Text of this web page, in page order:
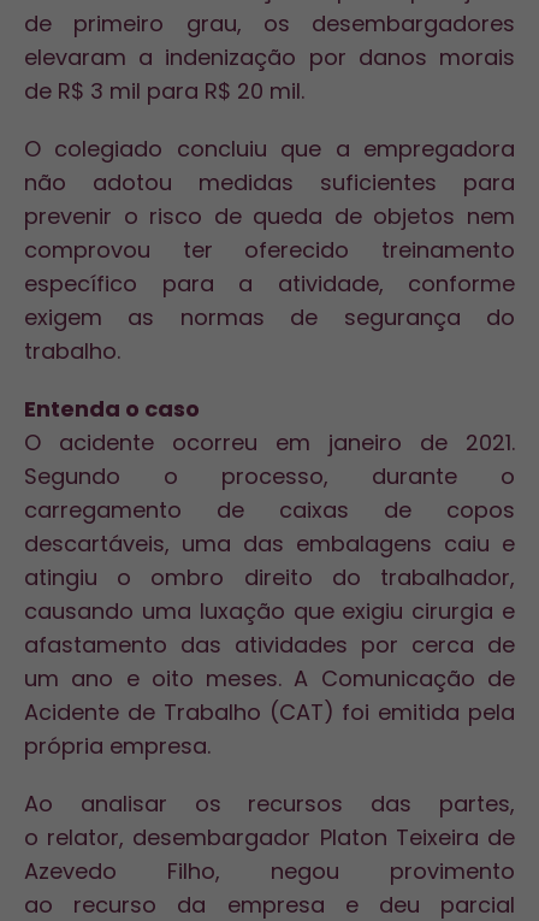
de primeiro grau, os desembargadores
elevaram a indenização por danos morais
de R$ 3 mil para R$ 20 mil.
O colegiado concluiu que a empregadora
não adotou medidas suficientes para
prevenir o risco de queda de objetos nem
comprovou ter oferecido treinamento
específico para a atividade, conforme
exigem as normas de segurança do
trabalho.
Entenda o caso
O acidente ocorreu em janeiro de 2021.
Segundo o processo, durante o
carregamento de caixas de copos
descartáveis, uma das embalagens caiu e
atingiu o ombro direito do trabalhador,
causando uma luxação que exigiu cirurgia e
afastamento das atividades por cerca de
um ano e oito meses. A Comunicação de
Acidente de Trabalho (CAT) foi emitida pela
própria empresa.
Ao analisar os recursos das partes,
o relator, desembargador Platon Teixeira de
Azevedo Filho, negou provimento
ao recurso da empresa e deu parcial